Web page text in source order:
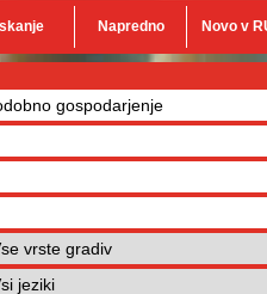
Iskanje Napredno Novo v